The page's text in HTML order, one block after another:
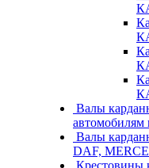
Валы
автомобилям
Валы
DAF,
Крестовины